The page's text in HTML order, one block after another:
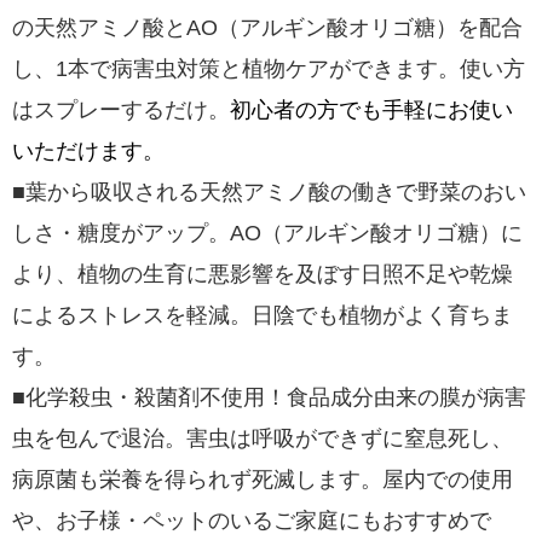
の天然アミノ酸とAO（アルギン酸オリゴ糖）を配合
し、1本で病害虫対策と植物ケアができます。使い方
はスプレーするだけ。 初心者の方でも手軽にお使い
いただけます。
■葉から吸収される天然アミノ酸の働きで野菜のおい
しさ・糖度がアップ。AO（アルギン酸オリゴ糖）に
より、植物の生育に悪影響を及ぼす日照不足や乾燥
によるストレスを軽減。日陰でも植物がよく育ちま
す。
■化学殺虫・殺菌剤不使用！食品成分由来の膜が病害
虫を包んで退治。害虫は呼吸ができずに窒息死し、
病原菌も栄養を得られず死滅します。屋内での使用
や、お子様・ペットのいるご家庭にもおすすめで